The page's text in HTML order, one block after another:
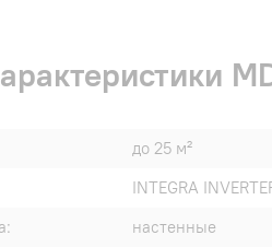
до 25 м²
INTEGRA
настенные